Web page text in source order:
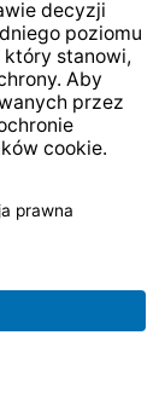
Państwa
prosimy o
dotyczących
na naszej
Palo Alto,